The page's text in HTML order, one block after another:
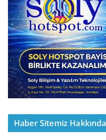
Haber Sitemiz Hakkında